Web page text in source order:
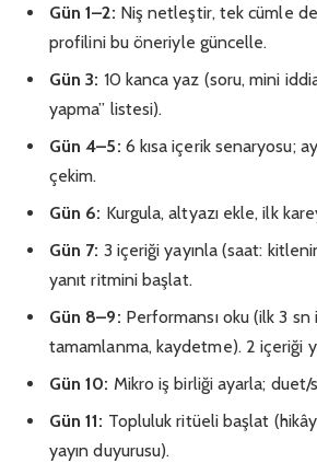
Gün 1–2: Niş netleştir, tek cümle
profilini bu öneriyle güncelle.
Gün 3: 10 kanca yaz (soru, mini
yapma” listesi).
Gün 4–5: 6 kısa içerik senaryosu;
çekim.
Gün 6: Kurgula, altyazı ekle, ilk
Gün 7: 3 içeriği yayınla (saat:
yanıt ritmini başlat.
Gün 8–9: Performansı oku (ilk 3
tamamlanma, kaydetme). 2 içeriği
Gün 10: Mikro iş birliği ayarla;
Gün 11: Topluluk ritüeli başlat
yayın duyurusu).